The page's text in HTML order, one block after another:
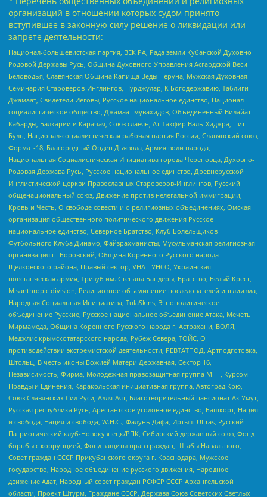
организаций в отношении которых судом принято
вступившее в законную силу решение о ликвидации или
запрете деятельности:
Национал-большевистская партия, ВЕК РА, Рада земли Кубанской Духовно
Родовой Державы Русь, Община Духовного Управления Асгардской Веси
Беловодья, Славянская Община Капища Веды Перуна, Мужская Духовная
Семинария Староверов-Инглингов, Нурджулар, К Богодержавию, Таблиги
Джамаат, Свидетели Иеговы, Русское национальное единство, Национал-
социалистическое общество, Джамаат мувахидов, Объединенный Вилайат
Кабарды, Балкарии и Карачая, Союз славян, Ат-Такфир Валь-Хиджра, Пит
Буль, Национал-социалистическая рабочая партия России, Славянский союз,
Формат-18, Благородный Орден Дьявола, Армия воли народа,
Национальная Социалистическая Инициатива города Череповца, Духовно-
Родовая Держава Русь, Русское национальное единство, Древнерусской
Инглистической церкви Православных Староверов-Инглингов, Русский
общенациональный союз, Движение против нелегальной иммиграции,
Кровь и Честь, О свободе совести и о религиозных объединениях, Омская
организация общественного политического движения Русское
национальное единство, Северное Братство, Клуб Болельщиков
Футбольного Клуба Динамо, Файзрахманисты, Мусульманская религиозная
организация п. Боровский, Община Коренного Русского народа
Щелковского района, Правый сектор, УНА - УНСО, Украинская
повстанческая армия, Тризуб им. Степана Бандеры, Братство, Белый Крест,
Misanthropic division, Религиозное объединение последователей инглиизма,
Народная Социальная Инициатива, TulaSkins, Этнополитическое
объединение Русские, Русское национальное объединение Атака, Мечеть
Мирмамеда, Община Коренного Русского народа г. Астрахани, ВОЛЯ,
Меджлис крымскотатарского народа, Рубеж Севера, ТОЙС, О
противодействии экстремистской деятельности, РЕВТАТПОД, Артподготовка,
Штольц, В честь иконы Божией Матери Державная, Сектор 16,
Независимость, Фирма, Молодежная правозащитная группа МПГ, Курсом
Правды и Единения, Каракольская инициативная группа, Автоград Крю,
Союз Славянских Сил Руси, Алля-Аят, Благотворительный пансионат Ак Умут,
Русская республика Русь, Арестантское уголовное единство, Башкорт, Нация
и свобода, Нация и свобода, W.H.С., Фалунь Дафа, Иртыш Ultras, Русский
Патриотический клуб-Новокузнецк/РПК, Сибирский державный союз, Фонд
борьбы с коррупцией, Фонд защиты прав граждан, Штабы Навального,
Совет граждан СССР Прикубанского округа г. Краснодара, Мужское
государство, Народное объединение русского движения, Народное
движение Адат, Народный совет граждан РСФСР СССР Архангельской
области, Проект Штурм, Граждане СССР, Держава Союз Советских Светлых